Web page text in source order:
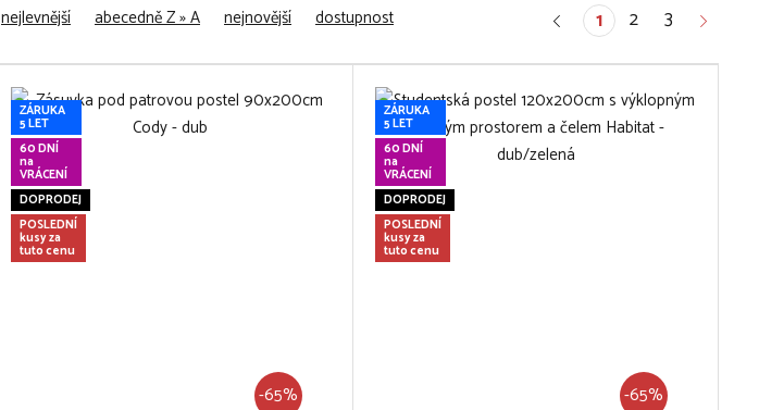
nejlevnější abecedně Z » A nejnovější dostupnost 1 2 3
ZÁRUKA
5 LET
60 DNÍ
na
VRÁCENÍ
DOPRODEJ
POSLEDNÍ
kusy za
tuto cenu
-65%
ZÁRUKA
5 LET
60 DNÍ
na
VRÁCENÍ
DOPRODEJ
POSLEDNÍ
kusy za
tuto cenu
-65%